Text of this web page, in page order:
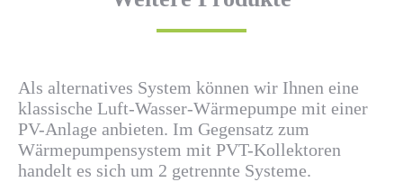
Als alternatives System können wir Ihnen eine
klassische Luft-Wasser-Wärmepumpe mit einer
PV-Anlage anbieten. Im Gegensatz zum
Wärmepumpensystem mit PVT-Kollektoren
handelt es sich um 2 getrennte Systeme.